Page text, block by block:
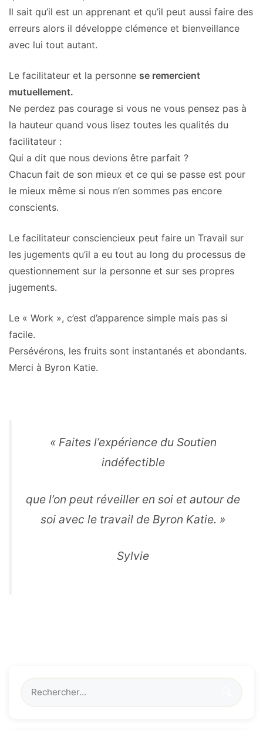
Il sait qu’il est un apprenant et qu’il peut aussi faire des
erreurs alors il développe clémence et bienveillance
avec lui tout autant.
Le facilitateur et la personne se remercient
mutuellement.
Ne perdez pas courage si vous ne vous pensez pas à
la hauteur quand vous lisez toutes les qualités du
facilitateur :
Qui a dit que nous devions être parfait ?
Chacun fait de son mieux et ce qui se passe est pour
le mieux même si nous n’en sommes pas encore
conscients.
Le facilitateur consciencieux peut faire un Travail sur
les jugements qu’il a eu tout au long du processus de
questionnement sur la personne et sur ses propres
jugements.
Le « Work », c’est d’apparence simple mais pas si
facile.
Persévérons, les fruits sont instantanés et abondants.
Merci à Byron Katie.
« Faites l’expérience du Soutien
indéfectible
que l’on peut réveiller en soi et autour de
soi avec le travail de Byron Katie. »
Sylvie